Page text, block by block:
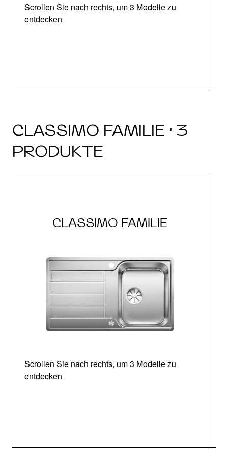
Scrollen Sie nach rechts, um 3 Modelle zu
entdecken
CLASSIMO FAMILIE · 3
PRODUKTE
CLASSIMO FAMILIE
Scrollen Sie nach rechts, um 3 Modelle zu
entdecken